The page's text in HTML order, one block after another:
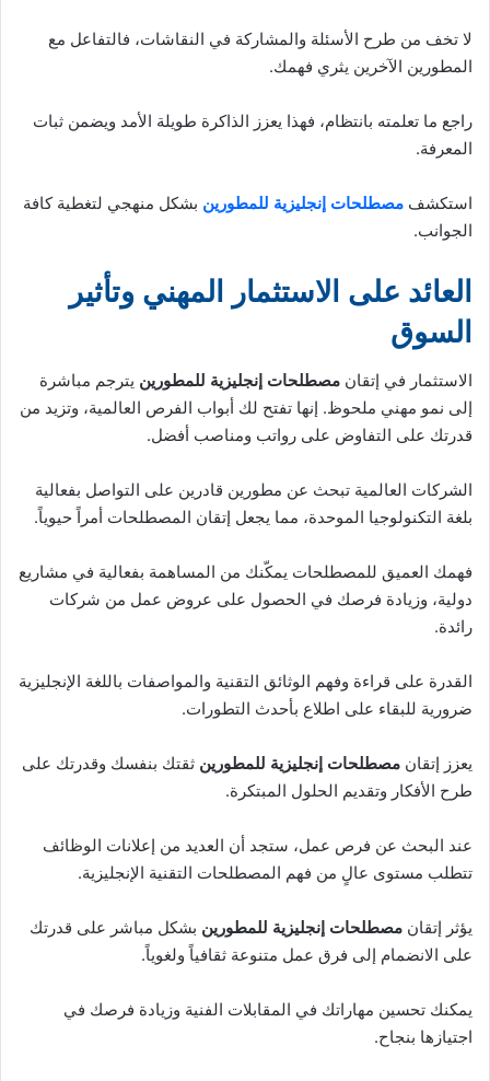
لا تخف من طرح الأسئلة والمشاركة في النقاشات، فالتفاعل مع
المطورين الآخرين يثري فهمك.
راجع ما تعلمته بانتظام، فهذا يعزز الذاكرة طويلة الأمد ويضمن ثبات
المعرفة.
استكشف مصطلحات إنجليزية للمطورين بشكل منهجي لتغطية كافة
الجوانب.
العائد على الاستثمار المهني وتأثير
السوق
الاستثمار في إتقان مصطلحات إنجليزية للمطورين يترجم مباشرة
إلى نمو مهني ملحوظ. إنها تفتح لك أبواب الفرص العالمية، وتزيد من
قدرتك على التفاوض على رواتب ومناصب أفضل.
الشركات العالمية تبحث عن مطورين قادرين على التواصل بفعالية
بلغة التكنولوجيا الموحدة، مما يجعل إتقان المصطلحات أمراً حيوياً.
فهمك العميق للمصطلحات يمكّنك من المساهمة بفعالية في مشاريع
دولية، وزيادة فرصك في الحصول على عروض عمل من شركات
رائدة.
القدرة على قراءة وفهم الوثائق التقنية والمواصفات باللغة الإنجليزية
ضرورية للبقاء على اطلاع بأحدث التطورات.
يعزز إتقان مصطلحات إنجليزية للمطورين ثقتك بنفسك وقدرتك على
طرح الأفكار وتقديم الحلول المبتكرة.
عند البحث عن فرص عمل، ستجد أن العديد من إعلانات الوظائف
تتطلب مستوى عالٍ من فهم المصطلحات التقنية الإنجليزية.
يؤثر إتقان مصطلحات إنجليزية للمطورين بشكل مباشر على قدرتك
على الانضمام إلى فرق عمل متنوعة ثقافياً ولغوياً.
يمكنك تحسين مهاراتك في المقابلات الفنية وزيادة فرصك في
اجتيازها بنجاح.